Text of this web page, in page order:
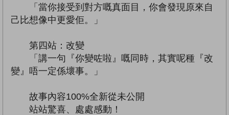
「當你接受到對方嘅真面目，你會發現原來自
己比想像中更愛佢。」
第四站：改變
「講一句『你變咗啦』嘅同時，其實呢種『改
變』唔一定係壞事。」
故事內容100%全新從未公開
站站驚喜、處處感動！